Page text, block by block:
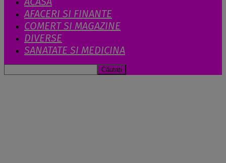
AFACERI SI FINANTE
COMERT SI MAGAZINE
DIVERSE
SANATATE SI MEDICINA